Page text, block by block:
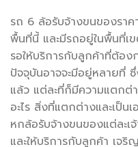
รถ 6 ล้อรับจ้างขนของราค
พื้นที่นี้ และมีรถอยู่ในพื้นที่เ
รอให้บริการกับลูกค้าที่ต้อง
ปัจจุบันอาจจะมีอยู่หลายที่
แล้ว แต่ละที่ก็มีความแตก
อะไร สิ่งที่แตกต่างและเป็
หกล้อรับจ้างขนของแต่ละเ
และให้บริการกับลูกค้า เจ